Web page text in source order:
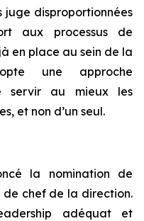
juge disproportionnées
aux processus de
en place au sein de la
une approche
servir au mieux les
et non d’un seul.
la nomination de
de chef de la direction.
adéquat et